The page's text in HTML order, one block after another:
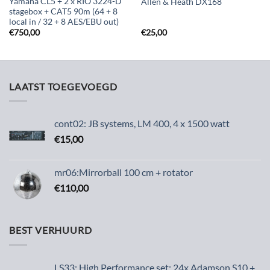
stagebox + CAT5 90m (64 + 8
local in / 32 + 8 AES/EBU out)
€750,00 €25,00
LAATST TOEGEVOEGD
cont02: JB systems, LM 400, 4 x 1500 watt
€15,00
mr06:Mirrorball 100 cm + rotator
€110,00
BEST VERHUURD
LS33: High Performance set: 24x Adamson S10 +